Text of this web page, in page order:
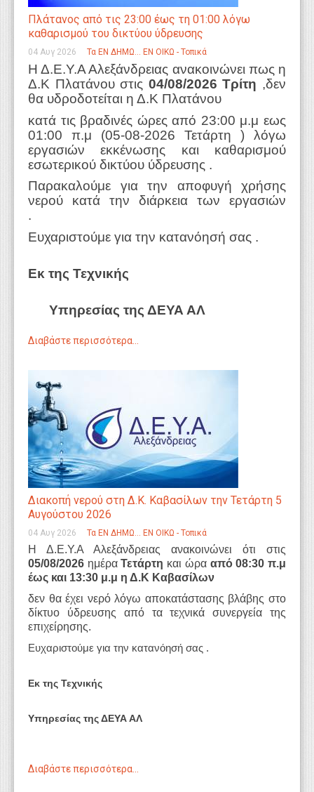
Πλάτανος από τις 23:00 έως τη 01:00 λόγω
καθαρισμού του δικτύου ύδρευσης
04 Αυγ 2026 Τα ΕΝ ΔΗΜΩ... ΕΝ ΟΙΚΩ - Τοπικά
Η Δ.Ε.Υ.Α Αλεξάνδρειας ανακοινώνει πως η
Δ.Κ Πλατάνου στις 04/08/2026 Τρίτη ,δεν
θα υδροδοτείται η Δ.Κ Πλατάνου
κατά τις βραδινές ώρες από 23:00 μ.μ εως
01:00 π.μ (05-08-2026 Τετάρτη ) λόγω
εργασιών εκκένωσης και καθαρισμού
εσωτερικού δικτύου ύδρευσης .
Παρακαλούμε για την αποφυγή χρήσης
νερού κατά την διάρκεια των εργασιών
.
Ευχαριστούμε για την κατανόησή σας .
Εκ της Τεχνικής
Υπηρεσίας της ΔΕΥΑ ΑΛ
Διαβάστε περισσότερα...
Διακοπή νερού στη Δ.Κ. Καβασίλων την Τετάρτη 5
Αυγούστου 2026
04 Αυγ 2026 Τα ΕΝ ΔΗΜΩ... ΕΝ ΟΙΚΩ - Τοπικά
Η Δ.Ε.Υ.Α Αλεξάνδρειας ανακοινώνει ότι στις
05/08/2026 ημέραΤετάρτη και ώρα από 08:30 π.μ
έως και 13:30 μ.μ η Δ.Κ Καβασίλων
δεν θα έχει νερό λόγω αποκατάστασης βλάβης στο
δίκτυο ύδρευσης από τα τεχνικά συνεργεία της
επιχείρησης.
Ευχαριστούμε για την κατανόησή σας .
Εκ της Τεχνικής
Υπηρεσίας της ΔΕΥΑ ΑΛ
Διαβάστε περισσότερα...
Κυτίο Παραπόνων Πολιτών
WEBTV